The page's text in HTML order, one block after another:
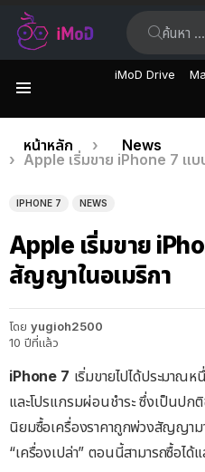
iMoD Drive
เรื่อง
ล่าสุด
คุณอยู่ที่นี่:
หน้าหลัก
News
Apple เริ่มขาย iPhone 7 แ
IPHONE 7 NEWS
Apple เริ่มขาย
สัญญาในอเมริกา
โดย yugioh2500
10 ปีที่แล้ว
iPhone 7 เริ่มขายไปได้ประมาณ
และโปรแกรมผ่อนชำระ ซึ่งเป็นป
นิยมซื้อเครื่องราคาถูกพ่วงสัญญา
“เครื่องเปล่า” ตอนนี้สามารถซื้อไ